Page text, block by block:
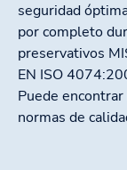
seguridad
por completo
preservativos
EN ISO
Puede
normas de